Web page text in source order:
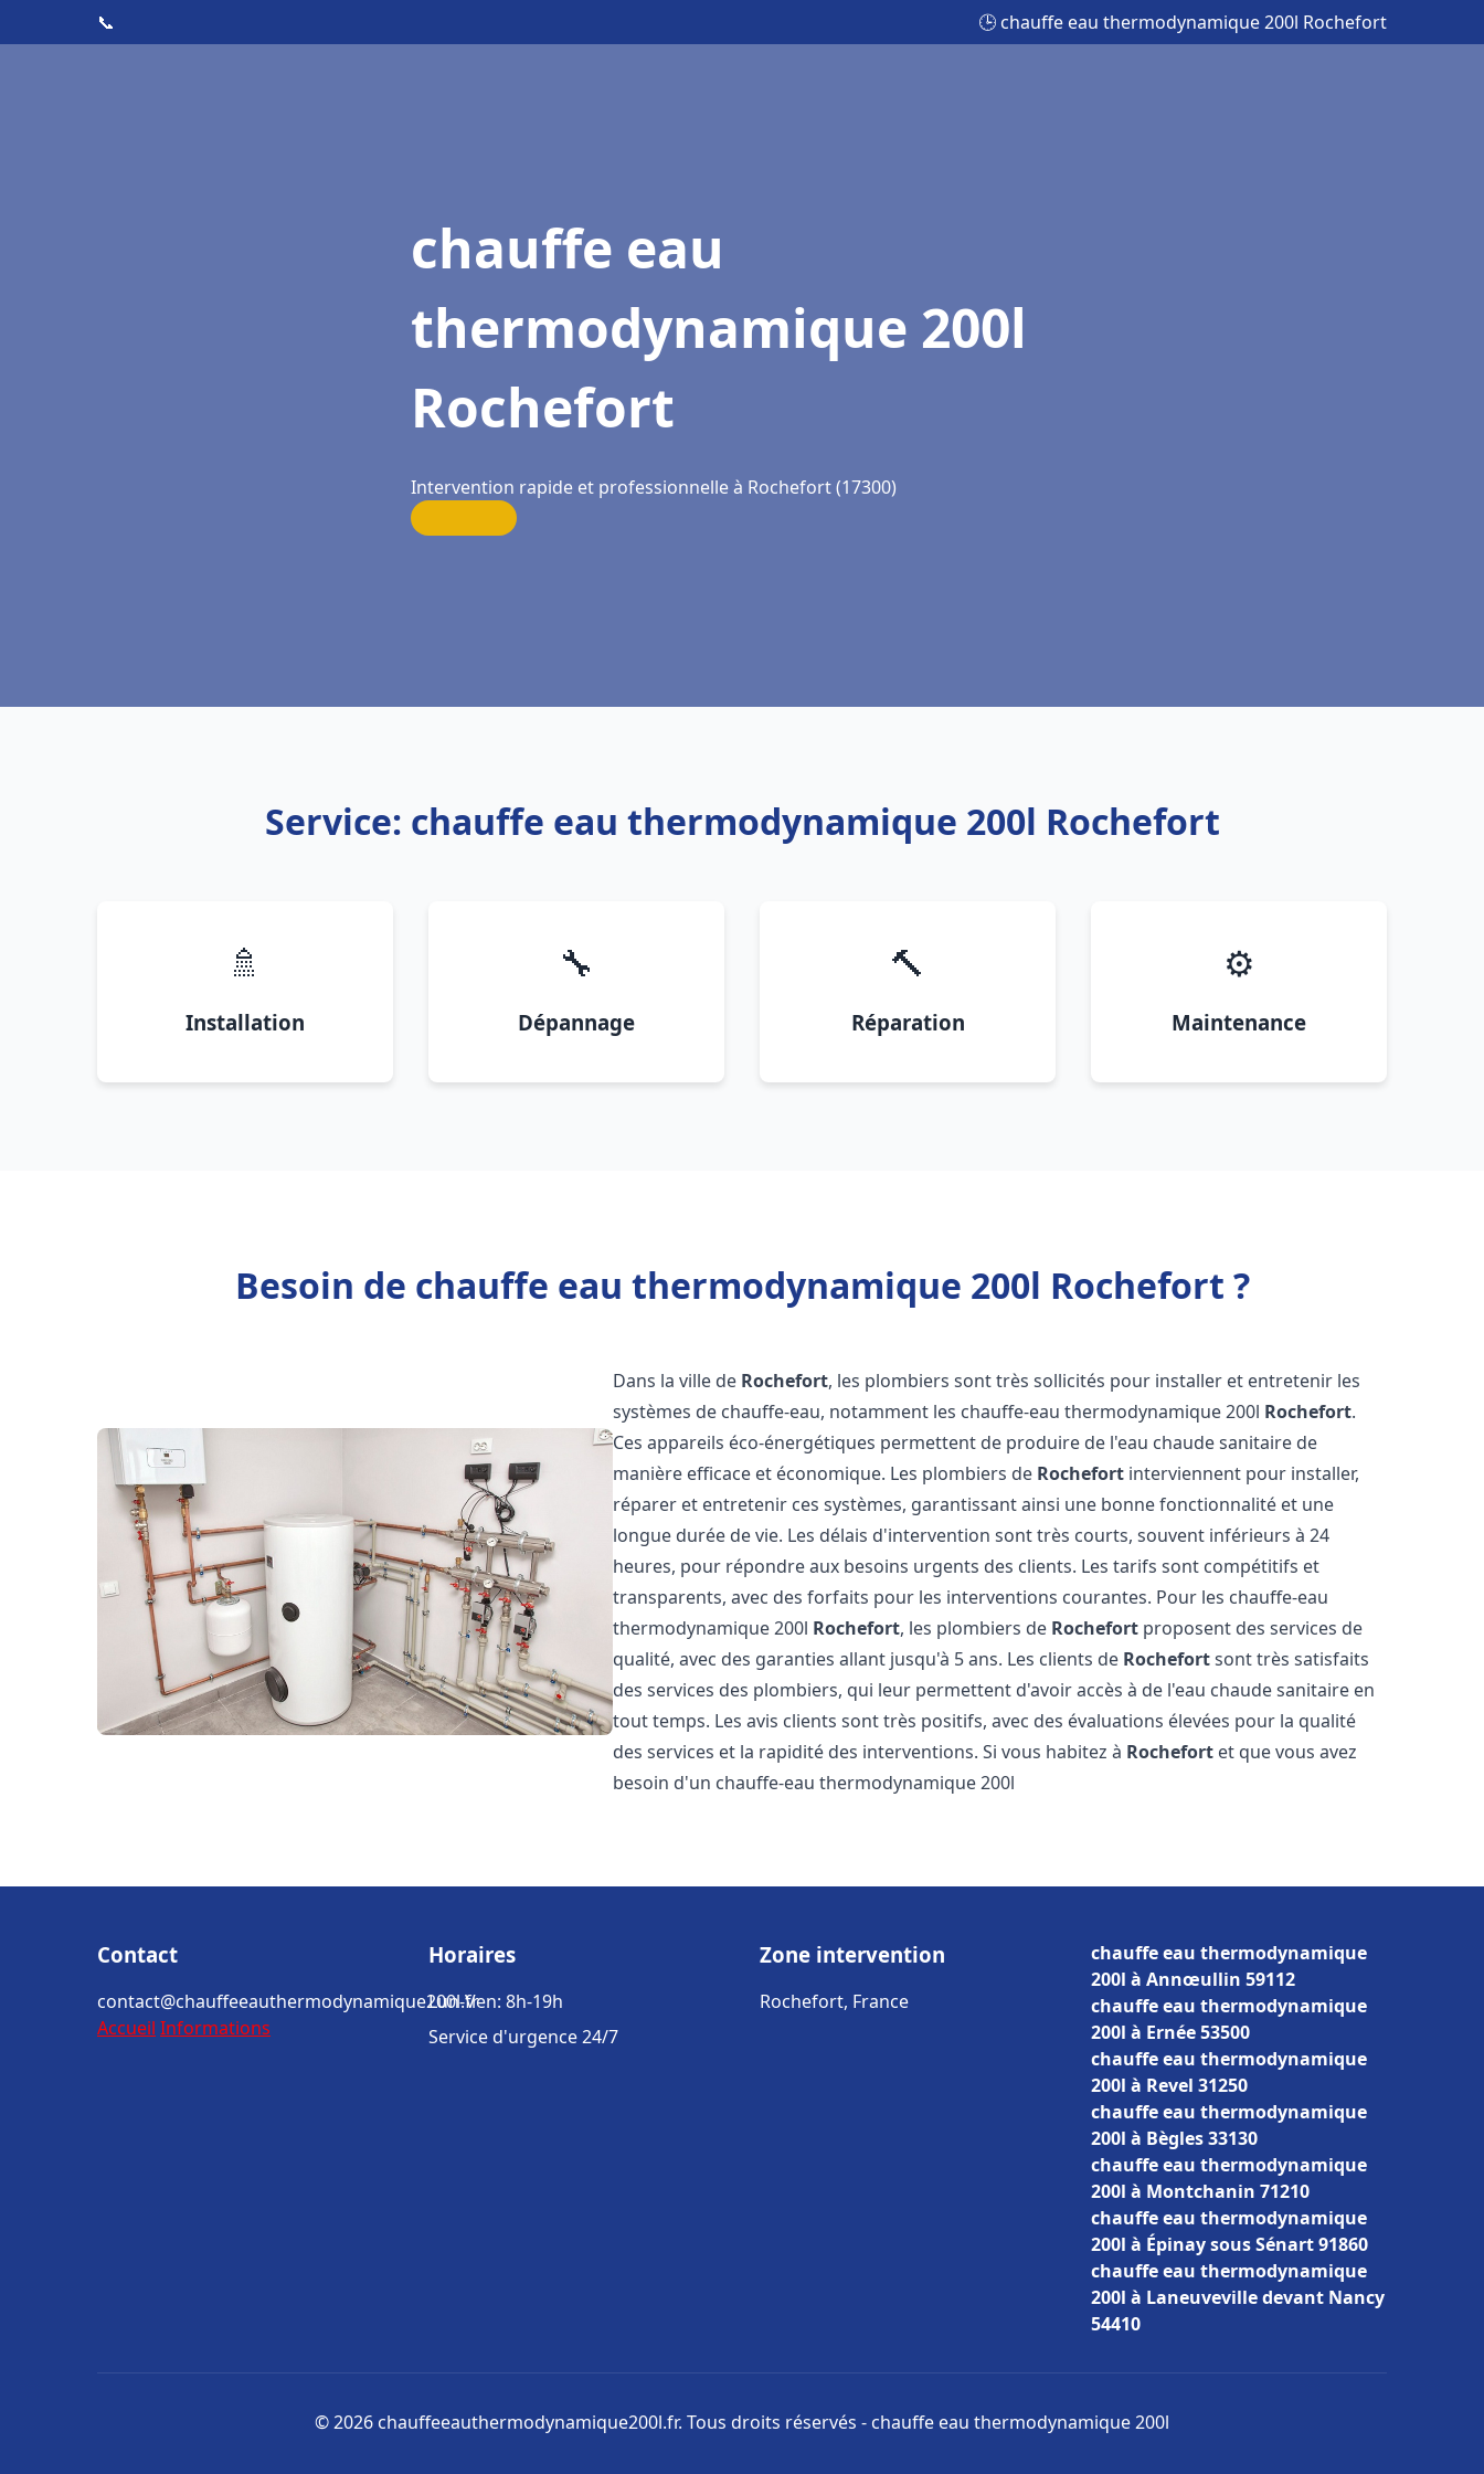
📞 🕒 chauffe eau thermodynamique 200l Rochefort
chauffe eau
thermodynamique 200l
Rochefort
Intervention rapide et professionnelle à Rochefort (17300)
Service: chauffe eau thermodynamique 200l Rochefort
🚿
Installation
🔧
Dépannage
🔨
Réparation
⚙️
Maintenance
Besoin de chauffe eau thermodynamique 200l Rochefort ?
Dans la ville de Rochefort, les plombiers sont très sollicités pour installer et entretenir les
systèmes de chauffe-eau, notamment les chauffe-eau thermodynamique 200l Rochefort.
Ces appareils éco-énergétiques permettent de produire de l'eau chaude sanitaire de
manière efficace et économique. Les plombiers de Rochefort interviennent pour installer,
réparer et entretenir ces systèmes, garantissant ainsi une bonne fonctionnalité et une
longue durée de vie. Les délais d'intervention sont très courts, souvent inférieurs à 24
heures, pour répondre aux besoins urgents des clients. Les tarifs sont compétitifs et
transparents, avec des forfaits pour les interventions courantes. Pour les chauffe-eau
thermodynamique 200l Rochefort, les plombiers de Rochefort proposent des services de
qualité, avec des garanties allant jusqu'à 5 ans. Les clients de Rochefortsont très satisfaits
des services des plombiers, qui leur permettent d'avoir accès à de l'eau chaude sanitaire en
tout temps. Les avis clients sont très positifs, avec des évaluations élevées pour la qualité
des services et la rapidité des interventions. Si vous habitez à Rochefort et que vous avez
besoin d'un chauffe-eau thermodynamique 200l
Contact
contact@chauffeeauthermodynamique200l.fr
Accueil Informations
Horaires
Lun-Ven: 8h-19h
Service d'urgence 24/7
Zone intervention
Rochefort, France
chauffe eau thermodynamique
200l à Annœullin 59112
chauffe eau thermodynamique
200l à Ernée 53500
chauffe eau thermodynamique
200l à Revel 31250
chauffe eau thermodynamique
200l à Bègles 33130
chauffe eau thermodynamique
200l à Montchanin 71210
chauffe eau thermodynamique
200l à Épinay sous Sénart 91860
chauffe eau thermodynamique
200l à Laneuveville devant Nancy
54410
© 2026 chauffeeauthermodynamique200l.fr. Tous droits réservés - chauffe eau thermodynamique 200l